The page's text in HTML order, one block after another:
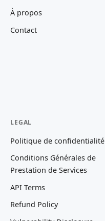
À propos
Contact
LEGAL
Politique de confidentialité
Conditions Générales de
Prestation de Services
API Terms
Refund Policy